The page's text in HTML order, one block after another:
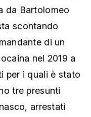
da Bartolomeo
scontando
di un
nel 2019 a
per i quali è stato
tre presunti
arrestati